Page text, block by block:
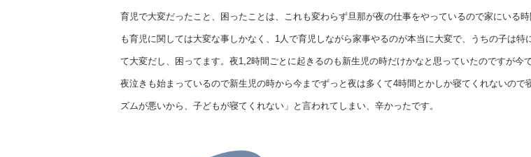
育児で大変だったこと、困ったことは、これも変わらず旦那が夜の仕事をやっているので家にいる
も育児に関しては大変な事しかなく、1人で育児しながら家事やるのが本当に大変で、うちの子は
て大変だし、困ってます。夜1,2時間ごとに起きるのも新生児の時だけかなと思っていたのですが
夜泣きも始まっているので新生児の時から今までずっと夜は多くて4時間とかしか寝てくれないの
ズムが悪いから、子どもが寝てくれない」と言われてしまい、辛かったです。